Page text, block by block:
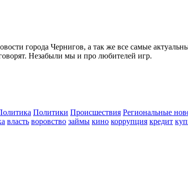
города Чернигов, а так же все самые
Незабыли мы и про любителей игр.
Политики Происшествия Региональные
власть воровство займы кино коррупция кредит